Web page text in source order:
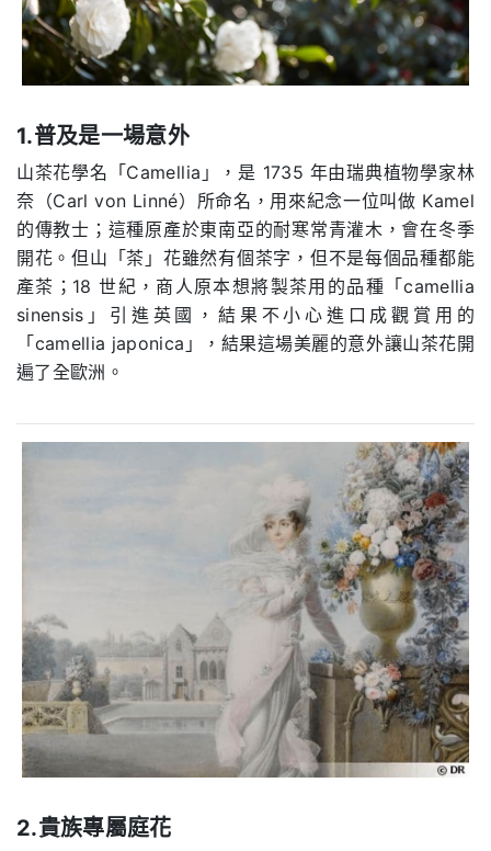
1.普及是一場意外
山茶花學名「Camellia」，是 1735 年由瑞典植物學家林
奈（Carl von Linné）所命名，用來紀念一位叫做 Kamel
的傳教士；這種原產於東南亞的耐寒常青灌木，會在冬季
開花。但山「茶」花雖然有個茶字，但不是每個品種都能
產茶；18 世紀，商人原本想將製茶用的品種「camellia
sinensis」引進英國，結果不小心進口成觀賞用的
「camellia japonica」，結果這場美麗的意外讓山茶花開
遍了全歐洲。
2.貴族專屬庭花